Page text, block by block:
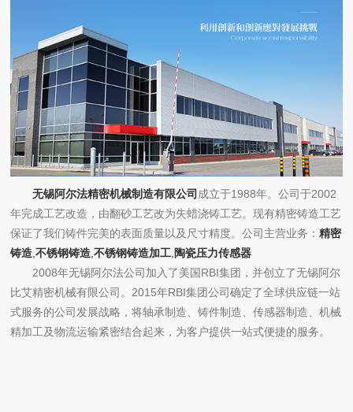
无锡阿尔法精密机械制造有限公司 成立于1988年。公司于2002
年完成工艺改造，由翻砂工艺改为失蜡浇铸工艺。现有精密铸造工艺
保证了我们铸件完美的表面质量以及尺寸精度。公司主营业务：精密
铸造,不锈钢铸造,不锈钢铸造加工,陶瓷压力传感器
2008年无锡阿尔法公司加入了美国RBI集团，并创立了无锡阿尔
比艾精密机械有限公司。2015年RBI集团公司确定了全球供应链一站
式服务的公司发展战略，将轴承制造、铸件制造、传感器制造、机械
精加工及物流运输紧密结合起来，为客户提供一站式便捷的服务。